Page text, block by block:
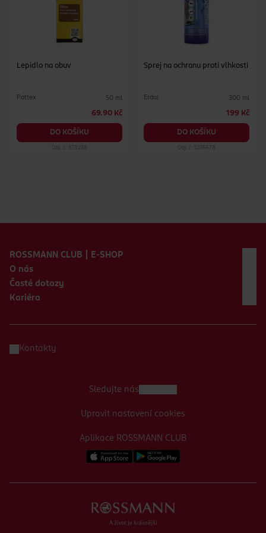
Lepidlo na obuv
Pattex 50 ml
69.90 Kč
DO KOŠÍKU
Obj. č.: 379236
Sprej na ochranu proti vlhkosti
Erdal 300 ml
199 Kč
DO KOŠÍKU
Obj. č.: 1235678
ROSSMANN CLUB | E-SHOP
O nás
Časté dotazy
Kariéra
Kontakty
Aplikace ROSSMANN CLUB
Sledujte nás
Upravit nastavení cookies